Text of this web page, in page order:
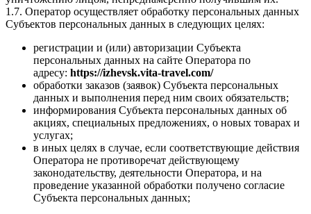
1.7. Оператор осуществляет обработку персональных данных
Субъектов персональных данных в следующих целях:
регистрации и (или) авторизации Субъекта
персональных данных на сайте Оператора по
адресу: https://izhevsk.vita-travel.com/
обработки заказов (заявок) Субъекта персональных
данных и выполнения перед ним своих обязательств;
информирования Субъекта персональных данных об
акциях, специальных предложениях, о новых товарах и
услугах;
в иных целях в случае, если соответствующие действия
Оператора не противоречат действующему
законодательству, деятельности Оператора, и на
проведение указанной обработки получено согласие
Субъекта персональных данных;